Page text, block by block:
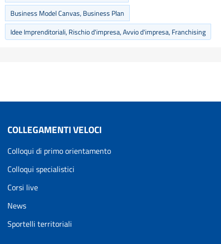
Business Model Canvas, Business Plan
Idee Imprenditoriali, Rischio d'impresa, Avvio d'impresa, Franchising
COLLEGAMENTI VELOCI
Colloqui di primo orientamento
Colloqui specialistici
Corsi live
News
Sportelli territoriali